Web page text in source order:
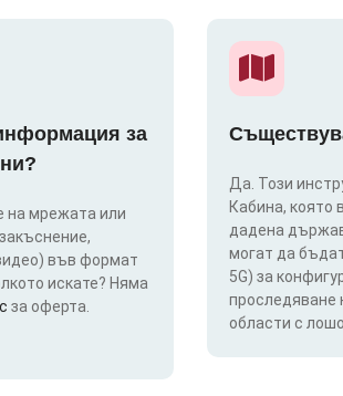
за
на мрежата или
във формат
искате? Няма
за оферта.
Да. Този
Кабина, която
дадена
могат да
5G) за
проследяване
области с